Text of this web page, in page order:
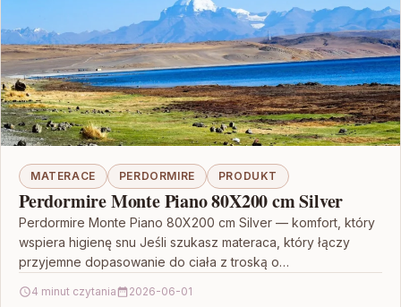
MATERACE PERDORMIRE PRODUKT
Perdormire Monte Piano 80X200 cm Silver
Perdormire Monte Piano 80X200 cm Silver — komfort, który
wspiera higienę snu Jeśli szukasz materaca, który łączy
przyjemne dopasowanie do ciała z troską o…
4 minut czytania 2026-06-01